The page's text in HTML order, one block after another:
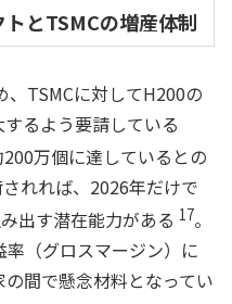
とTSMCの増産体制
、TSMCに対してH200の
るよう要請している
万個に達しているとの
れれば、2026年だけで
出す潜在能力がある 17。
（グロスマージン）に
間で懸念材料となってい